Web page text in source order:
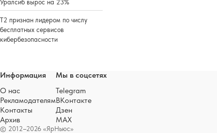
Уралсиб вырос на 23%
Т2 признан лидером по числу
бесплатных сервисов
кибербезопасности
© 2012–2026 «ЯрНьюс»
Информация
О нас
Рекламодателям
Контакты
Архив
Мы в соцсетях
Telegram
ВКонтакте
Дзен
MAX